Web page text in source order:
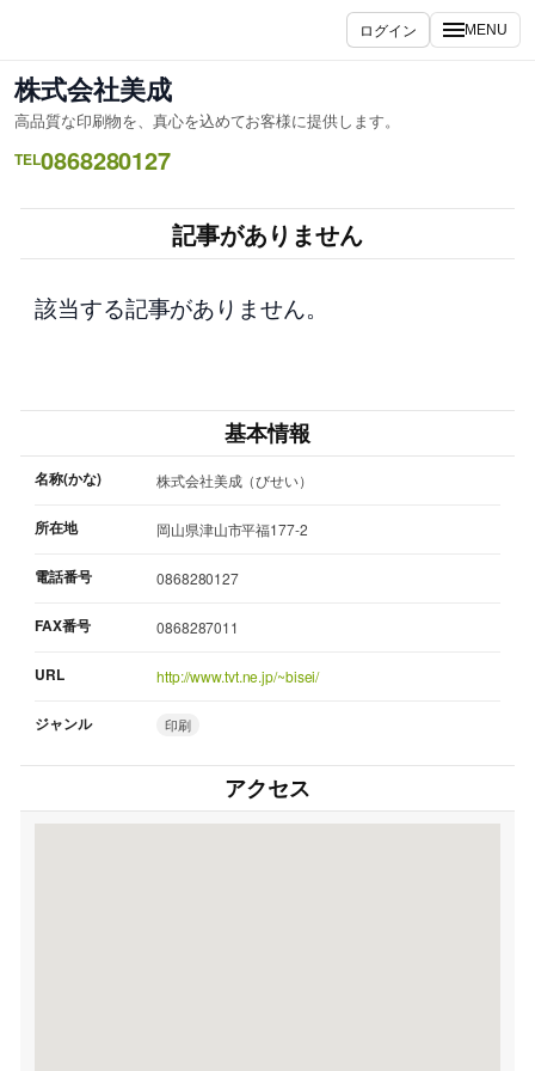
を
ス
キ
ッ
ログイン MENU
株式会社美成
高品質な印刷物を、真心を込めてお客様に提供します。
TEL0868280127
記事がありません
該当する記事がありません。
基本情報
名称(かな) 株式会社美成（びせい）
所在地 岡山県津山市平福177-2
電話番号 0868280127
FAX番号 0868287011
URL http://www.tvt.ne.jp/~bisei/
ジャンル 印刷
アクセス